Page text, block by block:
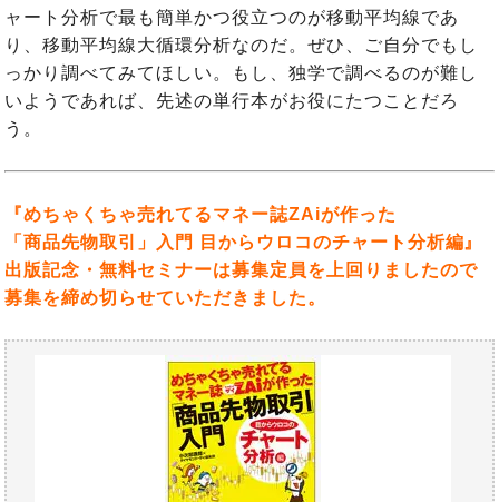
ャート分析で最も簡単かつ役立つのが移動平均線であ
り、移動平均線大循環分析なのだ。ぜひ、ご自分でもし
っかり調べてみてほしい。もし、独学で調べるのが難し
いようであれば、先述の単行本がお役にたつことだろ
う。
『めちゃくちゃ売れてるマネー誌ZAiが作った
「商品先物取引」入門 目からウロコのチャート分析編』
出版記念・無料セミナーは募集定員を上回りましたので
募集を締め切らせていただきました。